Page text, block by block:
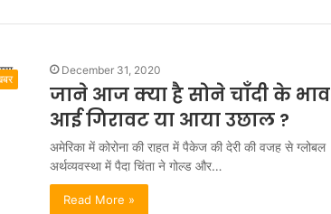
December 31, 2020
जाने आज क्या है सोने चाँदी के भाव
आई गिरावट या आया उछाल ?
अमेरिका में कोरोना की राहत में पैकेज की देरी की वजह से ग्लोबल
अर्थव्यवस्था में पैदा चिंता ने गोल्ड और…
Read More »